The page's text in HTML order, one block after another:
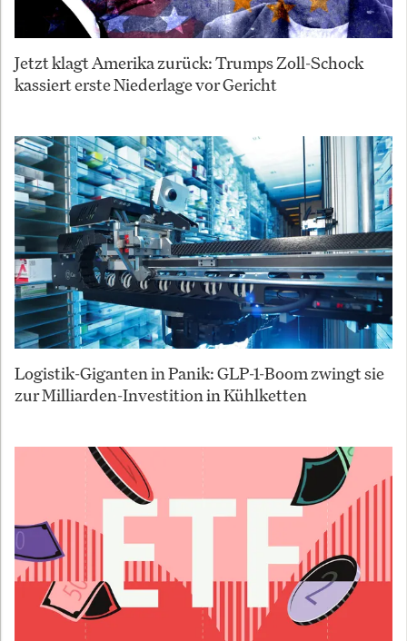
Jetzt klagt Amerika zurück: Trumps Zoll-Schock
kassiert erste Niederlage vor Gericht
Logistik-Giganten in Panik: GLP-1-Boom zwingt sie
zur Milliarden-Investition in Kühlketten